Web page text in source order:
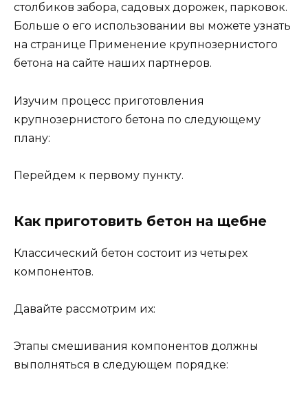
столбиков забора, садовых дорожек, парковок.
Больше о его использовании вы можете узнать
на странице Применение крупнозернистого
бетона на сайте наших партнеров.
Изучим процесс приготовления
крупнозернистого бетона по следующему
плану:
Перейдем к первому пункту.
Как приготовить бетон на щебне
Классический бетон состоит из четырех
компонентов.
Давайте рассмотрим их:
Этапы смешивания компонентов должны
выполняться в следующем порядке: